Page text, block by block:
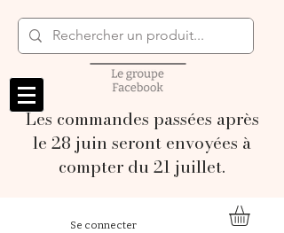
Les commandes passées après
le 28 juin seront envoyées à
compter du 21 juillet.
Se connecter